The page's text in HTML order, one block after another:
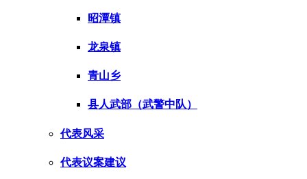
昭潭镇
龙泉镇
青山乡
县人武部（武警中队）
代表风采
代表议案建议